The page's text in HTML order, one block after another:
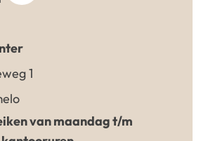
1
van maandag t/m